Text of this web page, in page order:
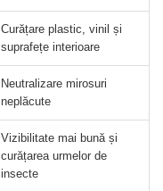
Curățare plastic, vinil și
suprafețe interioare
Neutralizare mirosuri
neplăcute
Vizibilitate mai bună și
curățarea urmelor de
insecte